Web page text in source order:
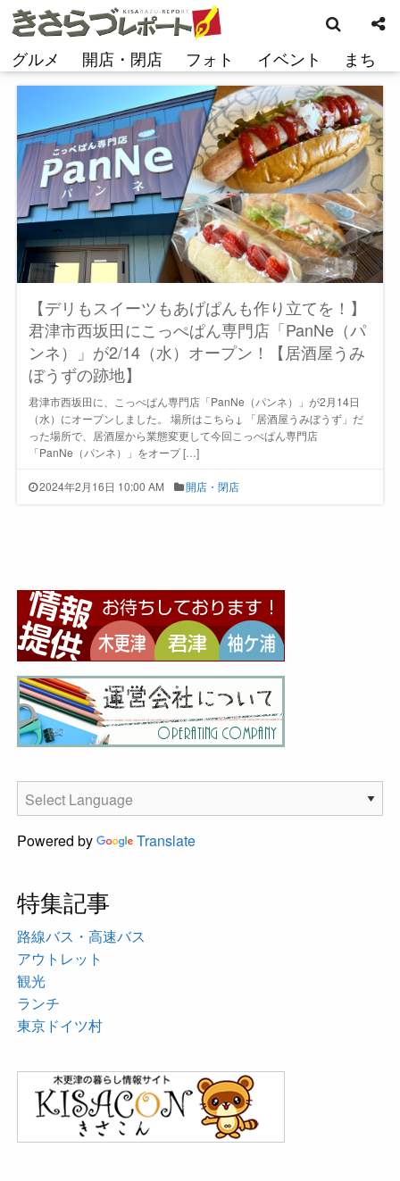
コ
ン
ン
グルメ 開店・閉店 フォト イベント まち
索
【デリもスイーツもあげぱんも作り立てを！】
君津市西坂田にこっぺぱん専門店「PanNe（パ
ンネ）」が2/14（水）オープン！【居酒屋うみ
ぼうずの跡地】
君津市西坂田に、こっぺぱん専門店「PanNe（パンネ）」が2月14日
（水）にオープンしました。 場所はこちら↓ 「居酒屋うみぼうず」だ
った場所で、居酒屋から業態変更して今回こっぺぱん専門店
「PanNe（パンネ）」をオープ […]
2024年2月16日 10:00 AM 開店・閉店
Powered by Translate
特集記事
路線バス・高速バス
アウトレット
観光
ランチ
東京ドイツ村